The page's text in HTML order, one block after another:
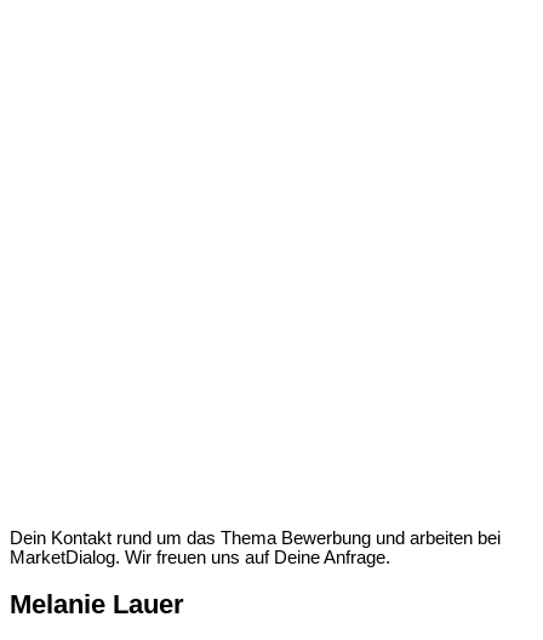
Dein Kontakt rund um das Thema Bewerbung und arbeiten bei
MarketDialog. Wir freuen uns auf Deine Anfrage.
Melanie Lauer